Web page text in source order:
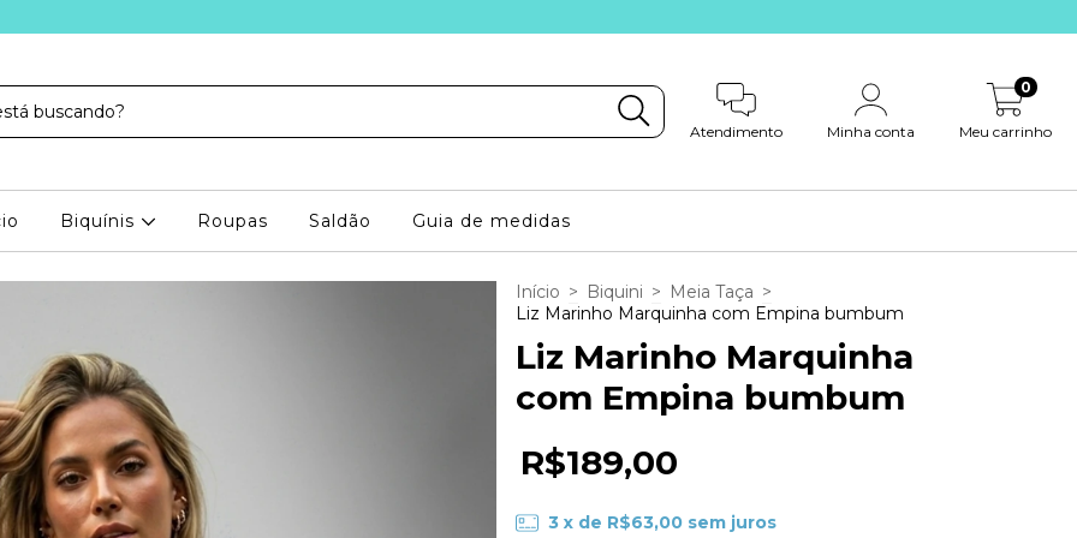
Atendimento Minha conta Meu carrinho
0
Biquínis Roupas Saldão Guia de medidas
Início > Biquini > Meia Taça >
Liz Marinho Marquinha com Empina bumbum
Liz Marinho Marquinha
com Empina bumbum
R$189,00
3 x de R$63,00 sem juros